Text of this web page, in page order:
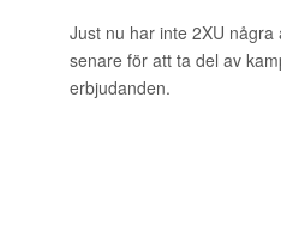
Just nu har inte 2XU
senare för att ta del av
erbjudanden.